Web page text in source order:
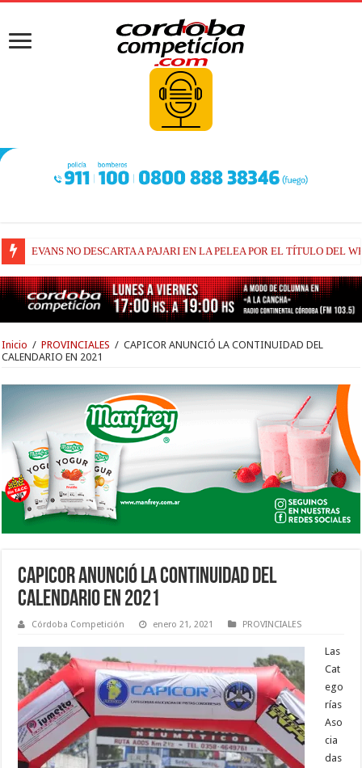
EVANS NO DESCARTA A PAJARI EN LA PELEA POR EL TÍTULO DEL
RAÚL FERNÁNDEZ Y TRACKHOUSE, A CONTINUIDAD
Inicio / PROVINCIALES / CAPICOR ANUNCIÓ LA CONTINUIDAD DEL
CALENDARIO EN 2021
CAPICOR ANUNCIÓ LA CONTINUIDAD DEL
CALENDARIO EN 2021
Córdoba Competición enero 21, 2021 PROVINCIALES
Las
Cat
ego
rías
Aso
cia
das